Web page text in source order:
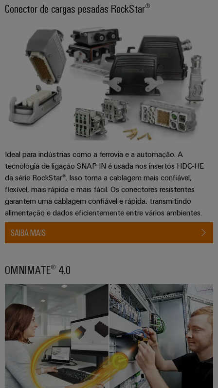
de
automação
máquinas
fábricas
Petróleo
e
gás
Garante
a
com
soluções
integradas
para
o
setor
processos
Transmissão
distribuição
Estabilidade
e
segurança
para
energéticas
modernas
Tratamento
da
água
e
Acesso
remoto
Plataforma
de
serviços
industriais
easyConnect
de
trabalho
e
acessórios
Ferramentas
Máquinas
automáticas
Software
Marcadores
Impressoras
industriais
Iluminação
industrial
Infraestrutura
Conector de cargas pesadas RockStar®
Ideal para indústrias como a ferrovia e a automação. A
tecnologia de ligação SNAP IN é usada nos insertos HDC-HE
da série RockStar®. Isso torna a cablagem mais confiável,
flexível, mais rápida e mais fácil. Os conectores resistentes
garantem uma cablagem confiável e rápida, transmitindo
alimentação e dados eficientemente entre vários ambientes.
SAIBA MAIS
OMNIMATE® 4.0